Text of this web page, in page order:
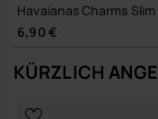
Havaianas Charms
6,90 €
KÜRZLICH